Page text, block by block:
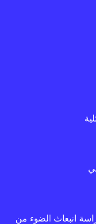
انبعاث الضوء من